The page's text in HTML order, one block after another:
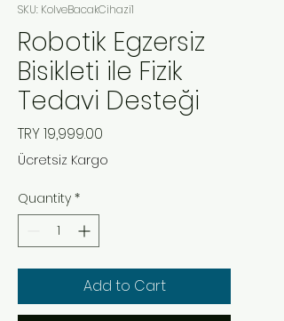
SKU: KolveBacakCihazi1
Robotik Egzersiz
Bisikleti ile Fizik
Tedavi Desteği
TRY 19,999.00
Ücretsiz Kargo
Quantity *
Add to Cart